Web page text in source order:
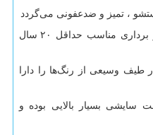
، تمیز و ضدعفونی می‌گردد
کفپوش بیمارستانی در صورت بهر برداری مناسب حداقل ۲۰ سال
طیف وسیعی از رنگ‌ها را دارا
سایشی بسیار بالایی بوده و